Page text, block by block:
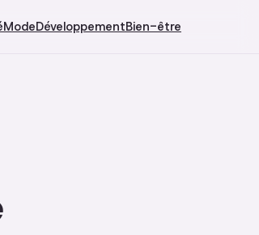
ModeDéveloppementBien-être